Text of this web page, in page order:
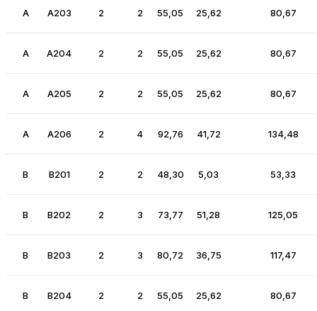
A A203 2 2 55,05 25,62 80,67
A A204 2 2 55,05 25,62 80,67
A A205 2 2 55,05 25,62 80,67
A A206 2 4 92,76 41,72 134,48
B B201 2 2 48,30 5,03 53,33
B B202 2 3 73,77 51,28 125,05
B B203 2 3 80,72 36,75 117,47
B B204 2 2 55,05 25,62 80,67